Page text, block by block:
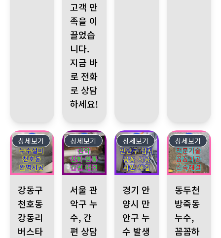
고객 만
족을 이
끌었습
니다.
지금 바
로 전화
로 상담
하세요!
68
상세보기
강동구
천호동
강동리
버스타
67
상세보기
서울 관
악구 누
수, 간
편 상담
66
상세보기
경기 안
양시 만
안구 누
수 발생
65
상세보기
동두천
방죽동
누수,
꼼꼼하